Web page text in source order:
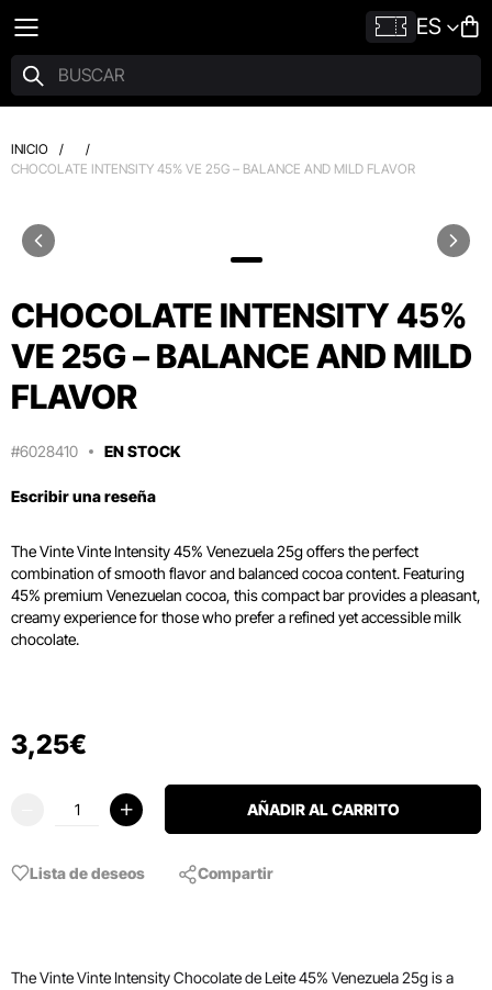
ES
INICIO /
/
CHOCOLATE INTENSITY 45% VE 25G – BALANCE AND MILD FLAVOR
CHOCOLATE INTENSITY 45%
VE 25G – BALANCE AND MILD
FLAVOR
#6028410 EN STOCK
Escribir una reseña
The Vinte Vinte Intensity 45% Venezuela 25g offers the perfect
combination of smooth flavor and balanced cocoa content. Featuring
45% premium Venezuelan cocoa, this compact bar provides a pleasant,
creamy experience for those who prefer a refined yet accessible milk
chocolate.
3,25€
AÑADIR AL CARRITO
Lista de deseos Compartir
The Vinte Vinte Intensity Chocolate de Leite 45% Venezuela 25g is a